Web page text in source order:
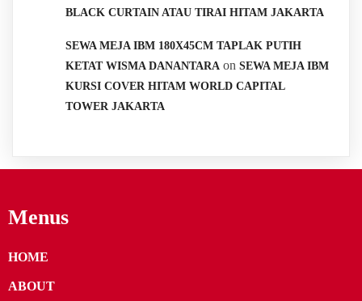
BLACK CURTAIN ATAU TIRAI HITAM JAKARTA
SEWA MEJA IBM 180X45CM TAPLAK PUTIH
KETAT WISMA DANANTARA on SEWA MEJA IBM
KURSI COVER HITAM WORLD CAPITAL
TOWER JAKARTA
Menus
HOME
ABOUT